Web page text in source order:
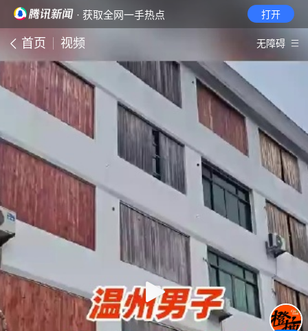
· 获取全网一手热点 打开
首页 视频 无障碍